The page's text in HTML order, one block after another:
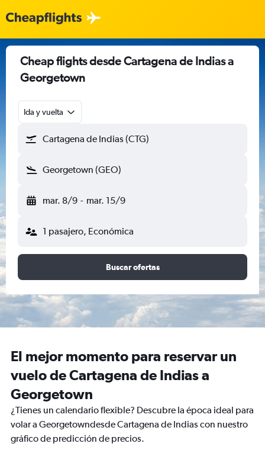
Cheap flights desde Cartagena de Indias a
Georgetown
Ida y vuelta
Cartagena de Indias (CTG)
Georgetown (GEO)
mar. 8/9 - mar. 15/9
1 pasajero, Económica
Buscar ofertas
El mejor momento para reservar un
vuelo de Cartagena de Indias a
Georgetown
¿Tienes un calendario flexible? Descubre la época ideal para
volar a Georgetowndesde Cartagena de Indias con nuestro
gráfico de predicción de precios.